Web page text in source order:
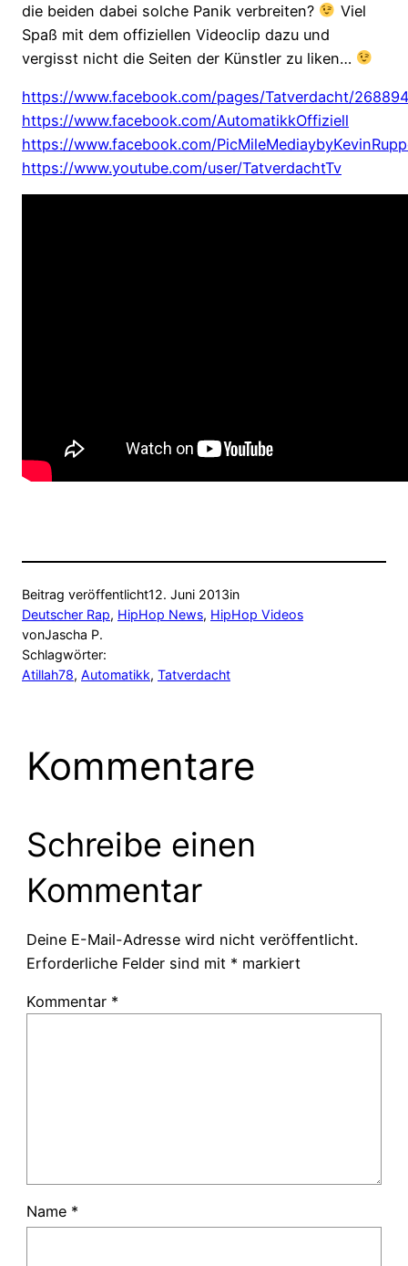
die beiden dabei solche Panik verbreiten?
Viel
Spaß mit dem offiziellen Videoclip dazu und
vergisst nicht die Seiten der Künstler zu liken…
https://www.facebook.com/pages/Tatverdacht/
https://www.facebook.com/AutomatikkOffiziell
https://www.facebook.com/
https://www.youtube.com/user/TatverdachtTv
Beitrag veröffentlicht12. Juni 2013in
Deutscher Rap, HipHop News, HipHop Videos
vonJascha P.
Schlagwörter:
Atillah78, Automatikk, Tatverdacht
Kommentare
Schreibe einen
Kommentar
Deine E-Mail-Adresse wird nicht veröffentlicht.
Erforderliche Felder sind mit * markiert
Kommentar *
Name *